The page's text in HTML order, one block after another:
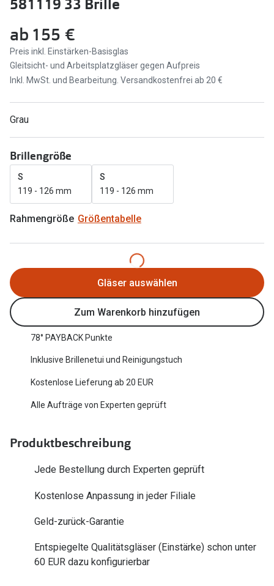
Ray-Ban
DbyD
Seen
Miu Miu
alle Marken
Ratgeber
Gleitsicht Ratgeber
Angebote
Brillen 2 für 1
20% auf selbsttönende Gläser
Back to School: 50% auf die zweite Kinderbrille
Ray-Ban Meta
Oakley Meta
Brillentrends 2026
Gläser
Glasveredelungen
Unofficial
Trends
Oakley
581119 33 Brille
ab 155 €
Preis inkl. Einstärken-Basisglas
Gleitsicht- und Arbeitsplatzgläser gegen Aufpreis
Inkl. MwSt. und Bearbeitung. Versandkostenfrei ab 20 €
Grau
Brillengröße
S
119 - 126 mm
S
119 - 126 mm
Rahmengröße Größentabelle
Gläser auswählen
Zum Warenkorb hinzufügen
78° PAYBACK Punkte
Inklusive Brillenetui und Reinigungstuch
Kostenlose Lieferung ab 20 EUR
Alle Aufträge von Experten geprüft
Produktbeschreibung
Jede Bestellung durch Experten geprüft
Kostenlose Anpassung in jeder Filiale
Geld-zurück-Garantie
Entspiegelte Qualitätsgläser (Einstärke) schon unter
60 EUR dazu konfigurierbar